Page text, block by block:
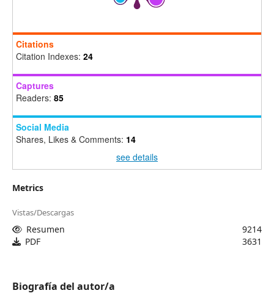
Citations
Citation Indexes: 24
Captures
Readers: 85
Social Media
Shares, Likes & Comments: 14
see details
Metrics
Vistas/Descargas
Resumen
9214
PDF
3631
Biografía del autor/a